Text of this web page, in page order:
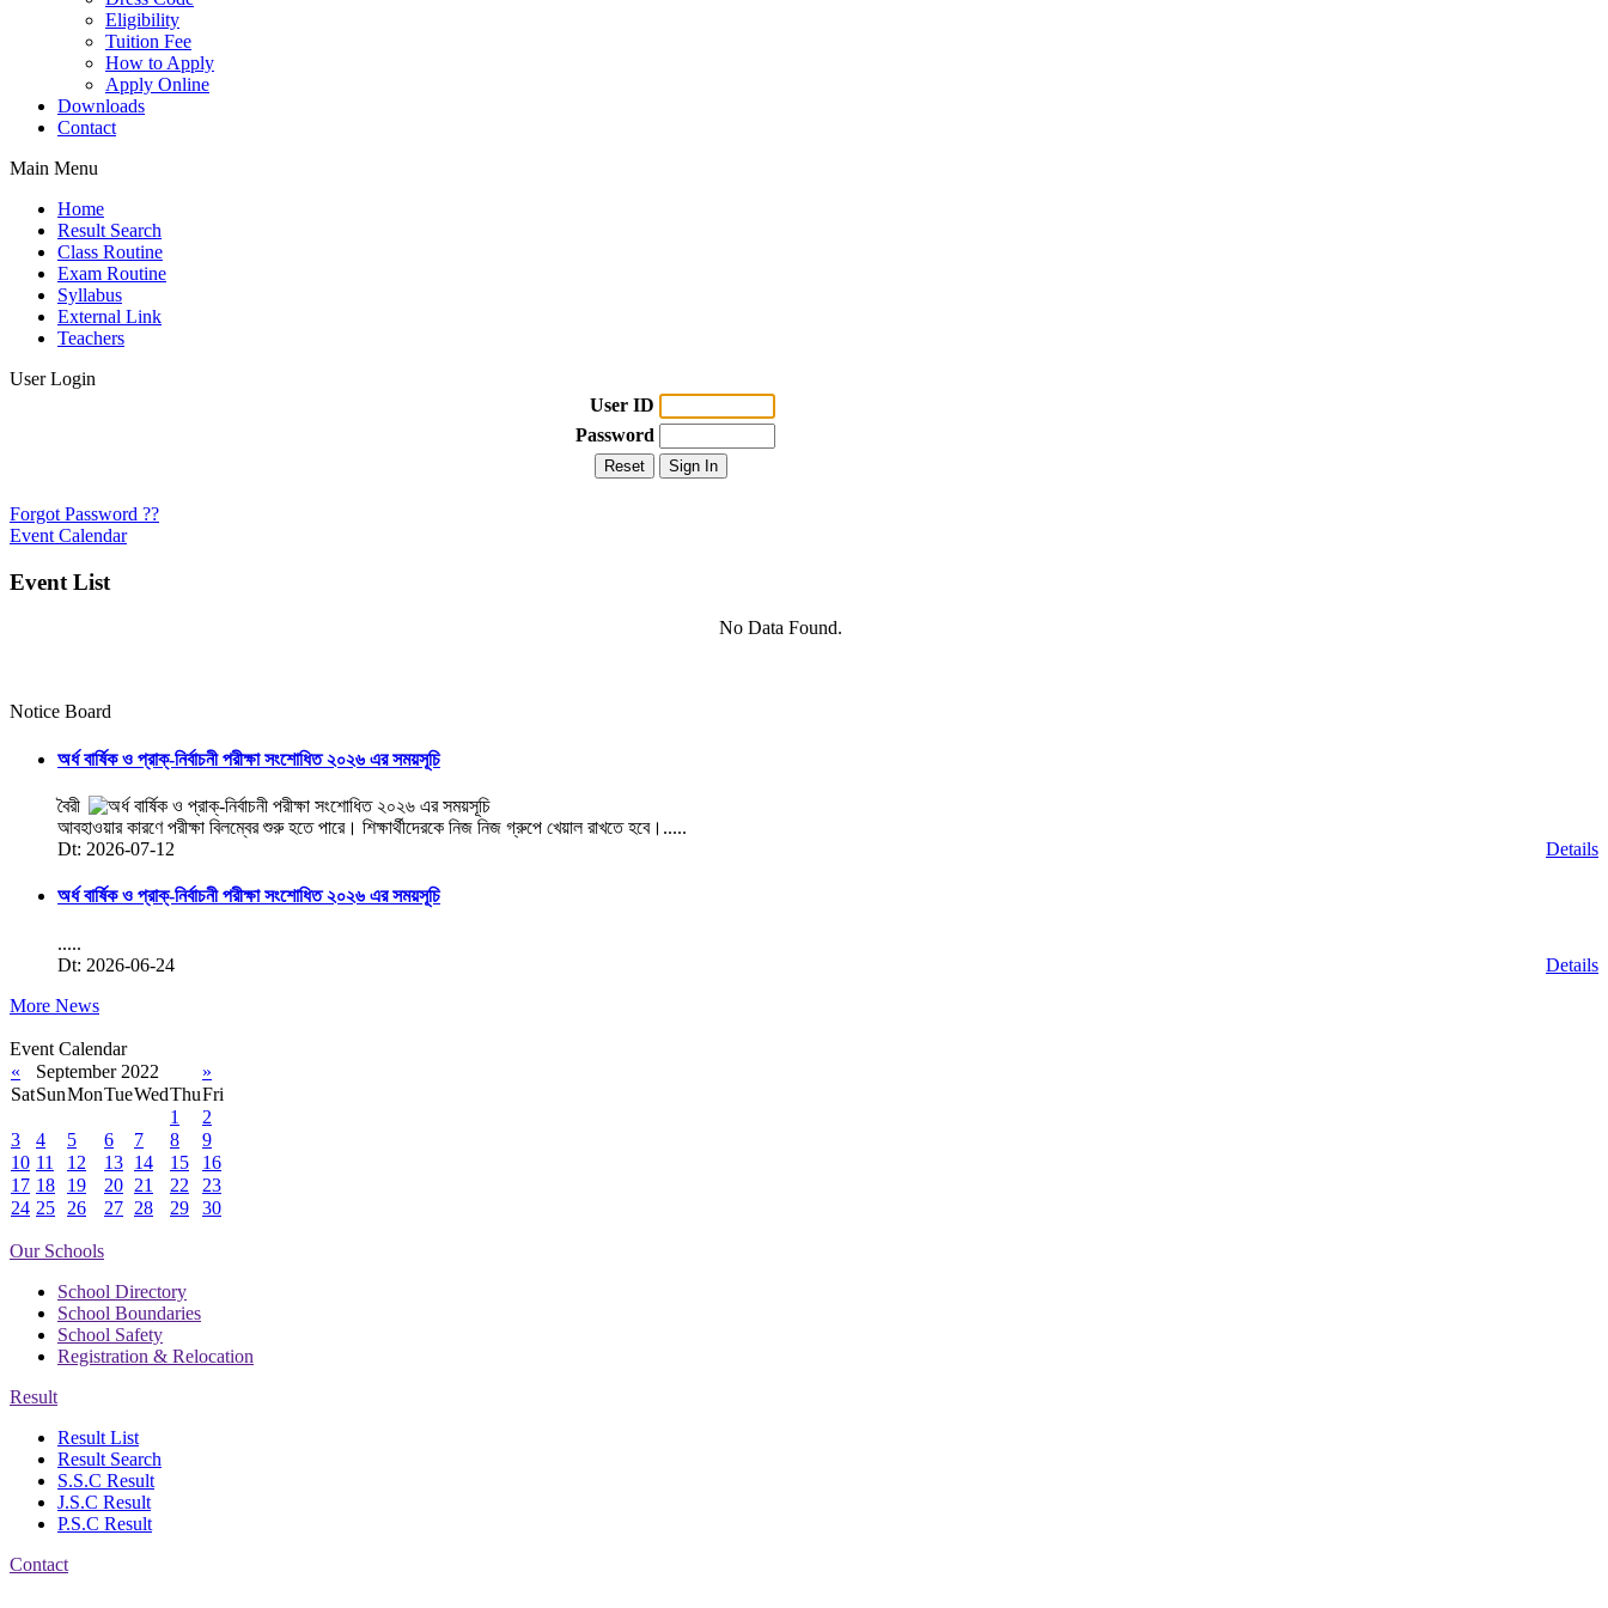
Eligibility
Tuition Fee
How to Apply
Apply Online
Downloads
Contact
Main Menu
Home
Result Search
Class Routine
Exam Routine
Syllabus
External Link
Teachers
User Login
User ID
Password
Forgot Password ??
Event Calendar
Event List
No Data Found.
Notice Board
অর্ধ বার্ষিক ও প্রাক্-নির্বাচনী পরীক্ষা সংশোধিত ২০২৬ এর সময়সূচি
বৈরী
আবহাওয়ার কারণে পরীক্ষা বিলম্বের শুরু হতে পারে। শিক্ষার্থীদেরকে নিজ নিজ গ্রুপে খেয়াল রাখতে হবে।.....
Dt: 2026-07-12
Details
অর্ধ বার্ষিক ও প্রাক্-নির্বাচনী পরীক্ষা সংশোধিত ২০২৬ এর সময়সূচি
.....
Dt: 2026-06-24
Details
More News
Event Calendar
«
September 2022
»
SatSunMonTueWedThuFri
1
2
3
4 5 6 7 8
9
10 11 12 13 14 15
16
17 18 19 20 21 22
23
24 25 26 27 28 29 30
Our Schools
School Directory
School Boundaries
School Safety
Registration & Relocation
Result
Result List
Result Search
S.S.C Result
J.S.C Result
P.S.C Result
Contact